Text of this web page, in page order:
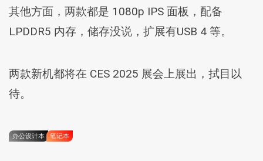
其他方面，两款都是 1080p IPS 面板，配备
LPDDR5 内存，储存没说，扩展有USB 4 等。
两款新机都将在 CES 2025 展会上展出，拭目以
待。
办公设计本 笔记本